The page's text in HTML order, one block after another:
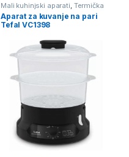
Mali kuhinjski aparati Termička
obrada hrane
Aparat za kuvanje na pari
Tefal VC1398